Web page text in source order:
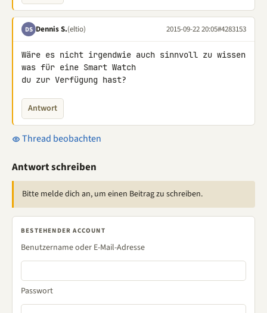
DS Dennis S.(eltio) 2015-09-22 20:05#4283153
Wäre es nicht irgendwie auch sinnvoll zu wissen
was für eine Smart Watch
du zur Verfügung hast?
Antwort
Thread beobachten
Antwort schreiben
Bitte melde dich an, um einen Beitrag zu schreiben.
BESTEHENDER ACCOUNT
Benutzername oder E-Mail-Adresse
Passwort